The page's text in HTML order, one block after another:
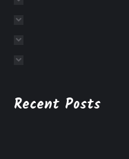
Recent Posts